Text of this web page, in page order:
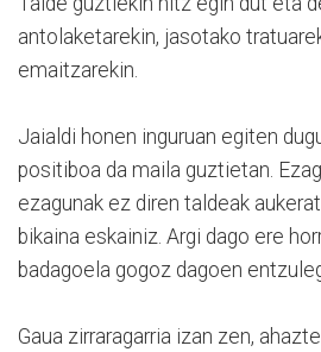
antolaketarekin, jasotako
emaitzarekin.
Jaialdi honen inguruan egiten
positiboa da maila guztietan.
ezagunak ez diren taldeak
bikaina eskainiz. Argi dago ere
badagoela gogoz dagoen
Gaua zirraragarria izan zen,